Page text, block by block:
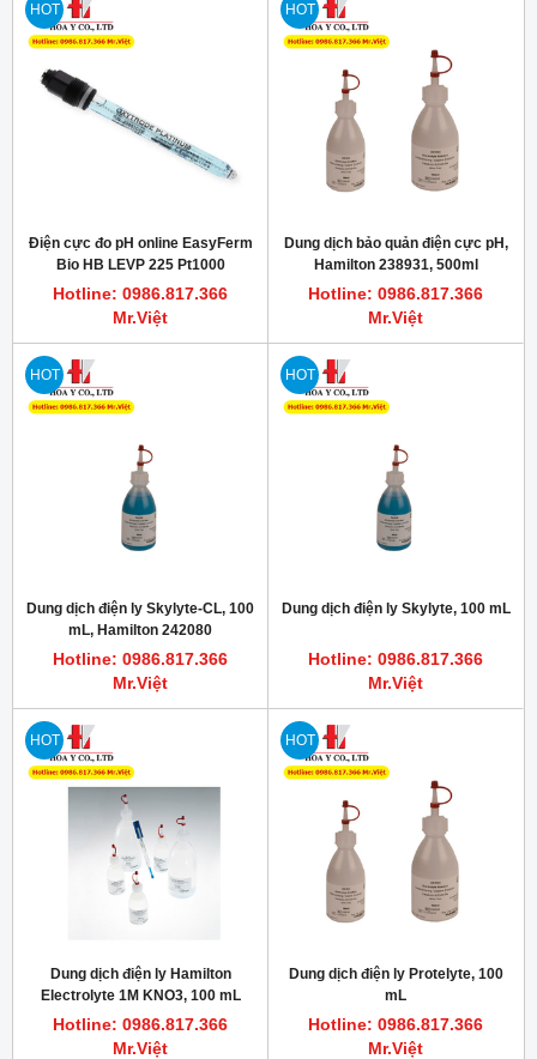
HOT
Điện cực đo pH online EasyFerm
Bio HB LEVP 225 Pt1000
Hotline: 0986.817.366
Mr.Việt
HOT
Dung dịch bảo quản điện cực pH,
Hamilton 238931, 500ml
Hotline: 0986.817.366
Mr.Việt
HOT
Dung dịch điện ly Skylyte-CL, 100
mL, Hamilton 242080
Hotline: 0986.817.366
Mr.Việt
HOT
Dung dịch điện ly Skylyte, 100 mL
Hotline: 0986.817.366
Mr.Việt
HOT
Dung dịch điện ly Hamilton
Electrolyte 1M KNO3, 100 mL
Hotline: 0986.817.366
Mr.Việt
HOT
Dung dịch điện ly Protelyte, 100
mL
Hotline: 0986.817.366
Mr.Việt